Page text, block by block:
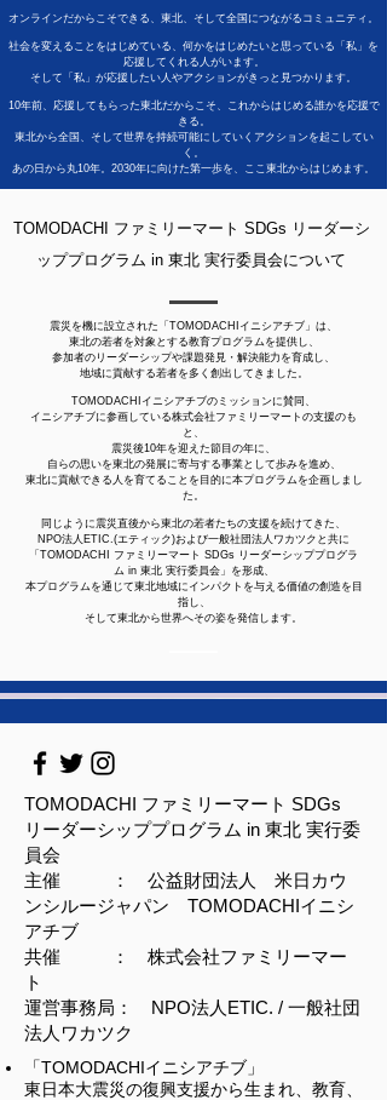
オンラインだからこそできる、東北、そして全国につながるコミュニティ。
社会を変えることをはじめている、何かをはじめたいと思っている「私」を
応援してくれる人がいます。
そして「私」が応援したい人やアクションがきっと見つかります。
10年前、応援してもらった東北だからこそ、これからはじめる誰かを応援で
きる。
東北から全国、そして世界を持続可能にしていくアクションを起こしてい
く。
あの日から丸10年。2030年に向けた第一歩を、ここ東北からはじめます。
TOMODACHI ファミリーマート SDGs リーダーシ
ッププログラム in 東北 実行委員会について
震災を機に設立された「TOMODACHIイニシアチブ」は、
東北の若者を対象とする教育プログラムを提供し、
参加者のリーダーシップや課題発見・解決能力を育成し、
地域に貢献する若者を多く創出してきました。
TOMODACHIイニシアチブのミッションに賛同、
イニシアチブに参画している株式会社ファミリーマートの支援のも
と、
震災後10年を迎えた節目の年に、
自らの思いを東北の発展に寄与する事業として歩みを進め、
東北に貢献できる人を育てることを目的に本プログラムを企画しまし
た。
同じように震災直後から東北の若者たちの支援を続けてきた、
NPO法人ETIC.(エティック)および一般社団法人ワカツクと共に
「TOMODACHI ファミリーマート SDGs リーダーシッププログラ
ム in 東北 実行委員会」を形成、
本プログラムを通じて東北地域にインパクトを与える価値の創造を目
指し、
そして東北から世界へその姿を発信します。
TOMODACHI ファミリーマート SDGs
リーダーシッププログラム in 東北 実行委
員会
主催 ： 公益財団法人 米日カウ
ンシルージャパン TOMODACHIイニシ
アチブ
共催 ： 株式会社ファミリーマー
ト
運営事務局： NPO法人ETIC. / 一般社団
法人ワカツク
「TOMODACHIイニシアチブ」
東日本大震災の復興支援から生まれ、教育、